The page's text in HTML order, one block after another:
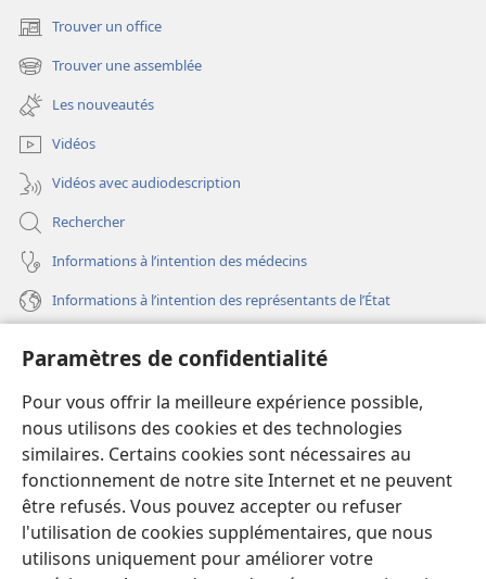
Paramètres de confidentialité
Pour vous offrir la meilleure expérience possible,
nous utilisons des cookies et des technologies
similaires. Certains cookies sont nécessaires au
fonctionnement de notre site Internet et ne peuvent
être refusés. Vous pouvez accepter ou refuser
l'utilisation de cookies supplémentaires, que nous
utilisons uniquement pour améliorer votre
Trouver un office
(ouvre
une
nouvelle
fenêtre)
Trouver une assemblée
(ouvre
une
nouvelle
fenêtre)
Les nouveautés
Vidéos
Vidéos avec audiodescription
Rechercher
Informations à l’intention des médecins
Informations à l’intention des représentants de l’État
(ouvre
une
nouvelle
fenêtre)
Bibliothèque en ligne
(ouvre
une
nouvelle
fenêtre)
JW Hub®
(ouvre
une
nouvelle
fenêtre)
JW Library